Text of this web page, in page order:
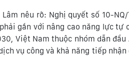
nêu rõ: Nghị quyết số 10-
gắn với nâng cao năng lực tự
Việt Nam thuộc nhóm dẫn
vụ công và khả năng tiếp